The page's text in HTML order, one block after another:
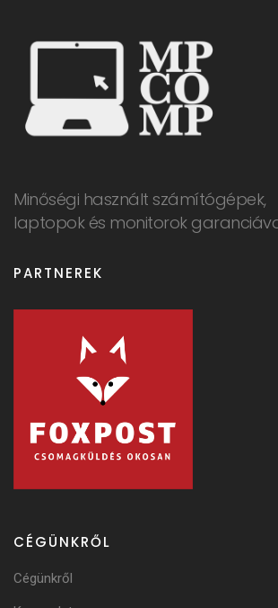
Minőségi használt számítógépek,
laptopok és monitorok
CÉGÜNKRŐL
Cégünkről
PARTNEREK